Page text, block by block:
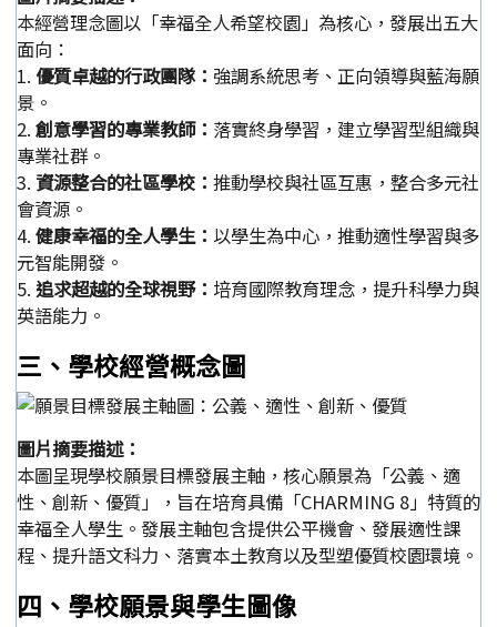
本經營理念圖以「幸福全人希望校園」為核心，發展出五大
面向：
1. 優質卓越的行政團隊： 強調系統思考、正向領導與藍海願
景。
2. 創意學習的專業教師： 落實終身學習，建立學習型組織與
專業社群。
3. 資源整合的社區學校： 推動學校與社區互惠，整合多元社
會資源。
4. 健康幸福的全人學生： 以學生為中心，推動適性學習與多
元智能開發。
5. 追求超越的全球視野： 培育國際教育理念，提升科學力與
英語能力。
三、學校經營概念圖
圖片摘要描述：
本圖呈現學校願景目標發展主軸，核心願景為「公義、適
性、創新、優質」，旨在培育具備「CHARMING 8」特質的
幸福全人學生。發展主軸包含提供公平機會、發展適性課
程、提升語文科力、落實本土教育以及型塑優質校園環境。
四、學校願景與學生圖像